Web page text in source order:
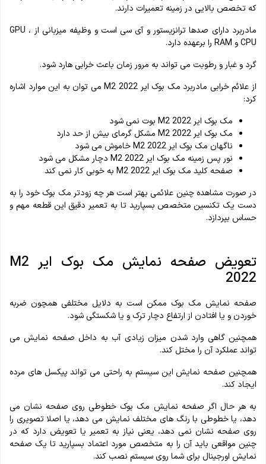
که تخصص بالایی در زمینه تعمیرات دارند.
مادربرد دارای صدها ترانزیستور و آی سی است و وظیفه میزبانی از GPU ،
CPU و RAM را برعهده دارد.
گرد و غبار و رطوبت می تواند به مرور زمان باعث خرابی هارد شود.
از علائم خرابی مادربرد مک بوک ایر M2 2022 می توان به این موارد اشاره
کرد:
مک بوک ایر M2 2022 بوت نمی شود
مک بوک ایر M2 2022 مشکل گرمای بیش از حد دارد
ناگهان مک بوک ایر M2 2022 خاموش می شود
نور پس زمینه مک بوک ایر M2 2022 دچار مشکل می شود
صفحه کلید مک بوک ایر M2 2022 به خوبی کار نمی کند
در صورت مشاهده چنین علائمی بهتر است هر چه زودتر مک بوک خود را به
دست یک تکنسین متخصص بسپارید تا به تعمیر دقیق این قطعه مهم و
حساس بپردازد.
تعویض صفحه نمایش مک بوک ایر M2
2022
صفحه نمایش مک بوک ممکن است به دلایل مختلفی همچون ضربه
خوردن و یا افتادن از ارتفاع دچار ترک و یا شکستگی شود.
همچنین گاهی وارد شدن میزان زیادی آب به داخل صفحه نمایش می
تواند عملکرد آن را مختل کند.
همچنین صفحه نمایش این سیستم به راحتی می تواند پیکسل های مرده
ایجاد کند.
به هر حال اگر صفحه نمایش مک بوک خطوطی روی صفحه نشان می
دهد، یا خطوطی با رنگ های مختلف نمایش می دهد، یا اصلا تصویری را
روی صفحه نشان نمی دهد، یعنی نیاز به تعمیر یا تعویض دارد که در
چنین مواقعی باید آن را به متخصص مورد اعتماد بسپارید تا یک صفحه
نمایش اورجینال برای شما روی سیستم نصب کند.